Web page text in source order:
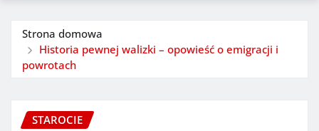
Strona domowa
Historia pewnej walizki – opowieść o emigracji i
powrotach
STAROCIE